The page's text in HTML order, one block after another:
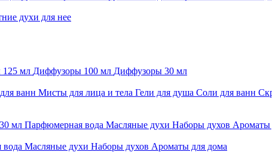
духи для нее
мл Диффузоры 100 мл Диффузоры 30 мл
ванн Мисты для лица и тела Гели для душа Соли для ванн
мл Парфюмерная вода Масляные духи Наборы духов Ароматы
Масляные духи Наборы духов Ароматы для дома